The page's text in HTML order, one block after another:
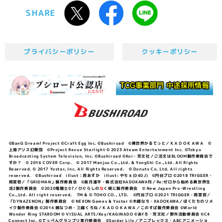
SHARE
プライバシーポリシー クッキーポリシー
©BanG Dream! Project ©Craft Egg Inc. ©Bushiroad ©異世界かるてっと／ＫＡＤＯＫＡＷＡ ©
上海アリス幻樂団 ©Project Revue Starlight © 2023 Ateam Entertainment Inc. ©Tokyo
Broadcasting System Television, Inc. ©Bushiroad ©Koi・芳文社／ご注文はBLOOM製作委員会で
すか？ © 2016 COVER Corp. © 2017 Manjuu Co.,Ltd. & YongShi Co.,Ltd. All Rights
Reserved. © 2017 Yostar, Inc. All Rights Reserved. © Donuts Co. Ltd. All rights
reserved. ©Bushiroad illust：西あすか illust: やちぇ(D4DJ) ©円谷プロ ©2018 TRIGGER・
雨宮哲／「GRIDMAN」製作委員会 ©長月達平・株式会社KADOKAWA刊／Re:ゼロから始める異世界生
活2製作委員会 ©2020竜騎士07／ひぐらしのなく頃に製作委員会 © New Japan Pro-Wrestling
Co.,Ltd. All right reserved. TM & © TOHO CO., LTD. ©円谷プロ ©2021 TRIGGER・雨宮哲／
「DYNAZENON」製作委員会 © NEXON Games & Yostar ©木緒なち・KADOKAWA／ぼくたちのリメ
イク製作委員会 ©2016 暁なつめ・三嶋くろね／ＫＡＤＯＫＡＷＡ／このすば製作委員会 ©World
Wonder Ring STARDOM © VISUAL ARTS/Key/KAGINADO ©あfろ・芳文社／野外活動委員会 ©C4
Connect Inc. ©てっぺんグランプリ実行委員会 ©Spider Lily／アニプレックス・ABCアニメーショ